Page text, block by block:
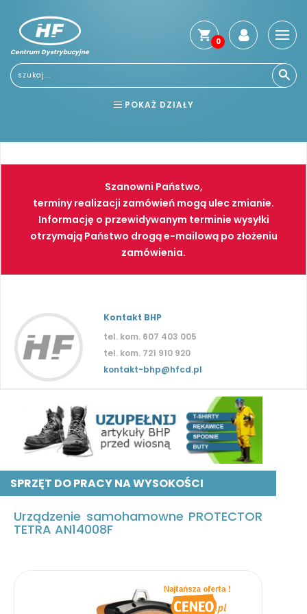
Centrum Dystrybucyjne
0
POKAŻ DZIAŁY
NARZĘDZIA SPAWALNICTWO
FARBY PNEUMATYKA
Szanowni Państwo,
terminy realizacji zamówień mogą ulec zmianie.
Informację o przewidywanym terminie wysyłki
otrzymają Państwo drogą e-mailową po złożeniu
zamówienia.
Kontakt BHP
tel. kom. 607 403 005
tel. kom. 721 910 920
kontakt-bhp@hfcd.pl
SPRZĘT DO PRACY NA WYSOKOŚCI
Urządzenie samohamowne PROTECTOR
TETRA AN14008F